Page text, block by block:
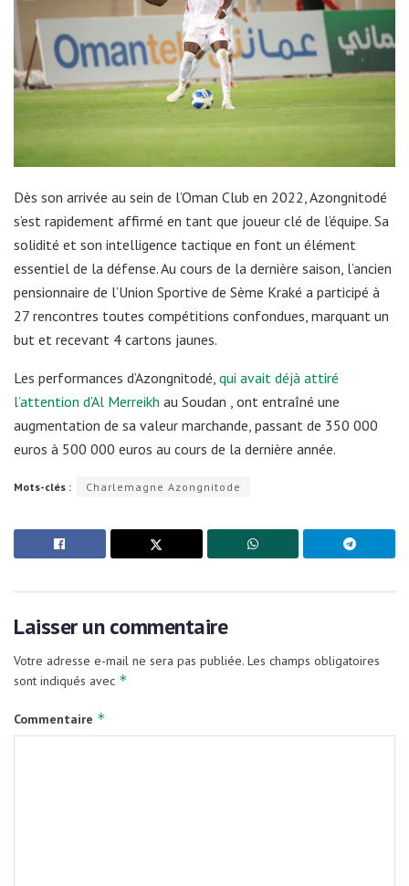
Dès son arrivée au sein de l’Oman Club en 2022, Azongnitodé
s’est rapidement affirmé en tant que joueur clé de l’équipe. Sa
solidité et son intelligence tactique en font un élément
essentiel de la défense. Au cours de la dernière saison, l’ancien
pensionnaire de l’Union Sportive de Sème Kraké a participé à
27 rencontres toutes compétitions confondues, marquant un
but et recevant 4 cartons jaunes.
Les performances d’Azongnitodé, qui avait déjà attiré
l’attention d’Al Merreikh au Soudan , ont entraîné une
augmentation de sa valeur marchande, passant de 350 000
euros à 500 000 euros au cours de la dernière année.
Mots-clés : Charlemagne Azongnitode
Laisser un commentaire
Votre adresse e-mail ne sera pas publiée. Les champs obligatoires
sont indiqués avec *
Commentaire *